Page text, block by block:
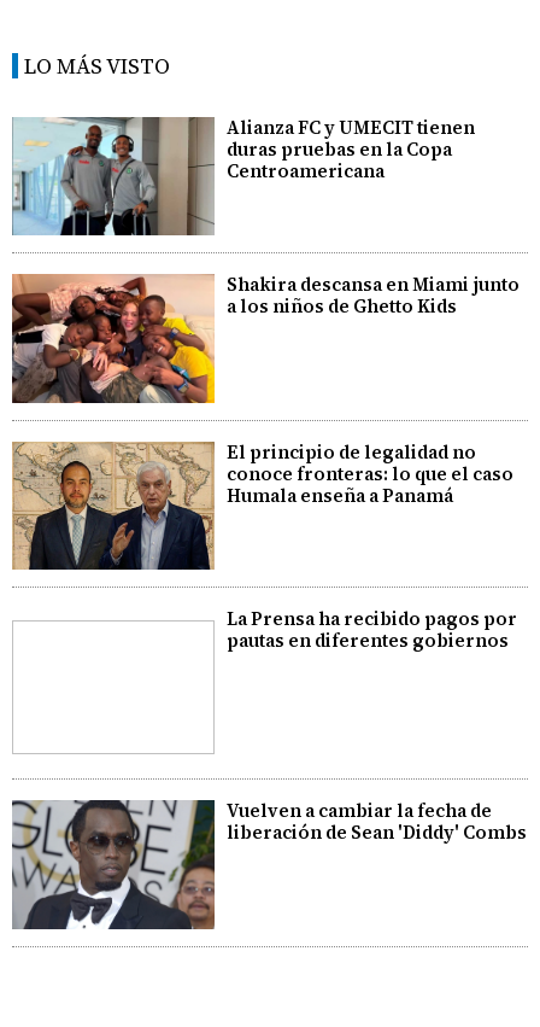
LO MÁS VISTO
Alianza FC y UMECIT tienen
duras pruebas en la Copa
Centroamericana
Shakira descansa en Miami junto
a los niños de Ghetto Kids
El principio de legalidad no
conoce fronteras: lo que el caso
Humala enseña a Panamá
La Prensa ha recibido pagos por
pautas en diferentes gobiernos
Vuelven a cambiar la fecha de
liberación de Sean 'Diddy' Combs